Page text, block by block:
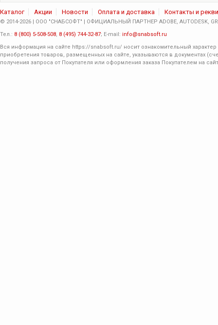
Каталог Акции Новости Оплата и доставка Контакты и
© 2014-2026 | ООО "СНАБСОФТ" | ОФИЦИАЛЬНЫЙ ПАРТНЕР ADOBE, AUTODESK,
Тел.: 8 (800) 5-508-508, 8 (495) 744-32-87; E-mail: info@snabsoft.ru
Вся информация на сайте https://snabsoft.ru/ носит ознакомительный
приобретения товаров, размещенных на сайте, указываются в документах
получения запроса от Покупателя или оформления заказа Покупателем на